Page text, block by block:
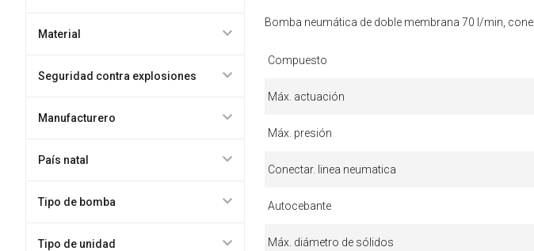
Material
Seguridad contra explosiones
Manufacturero
País natal
Tipo de bomba
Tipo de unidad
Bomba neumática de doble membrana 70 l/min,
Compuesto
Máx. actuación
Máx. presión
Conectar. linea neumatica
Autocebante
Máx. diámetro de sólidos